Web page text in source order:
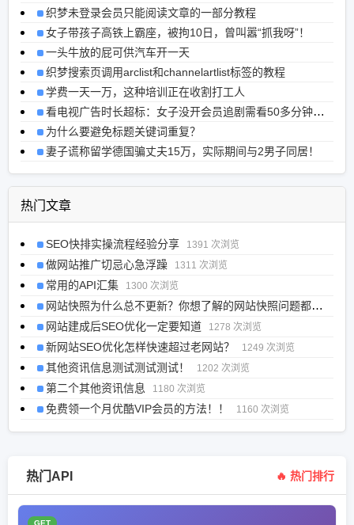
织梦未登录会员只能阅读文章的一部分教程
女子带孩子高铁上霸座，被拘10日，曾叫嚣“抓我呀”！
一头牛放的屁可供汽车开一天
织梦搜索页调用arclist和channelartlist标签的教程
学费一天一万，这种培训正在收割打工人
看电视广告时长超标：女子没开会员追剧需看50多分钟广告
为什么要避免标题关键词重复？
妻子谎称留学德国骗丈夫15万，实际期间与2男子同居！
热门文章
SEO快排实操流程经验分享 1391 次浏览
做网站推广切忌心急浮躁 1311 次浏览
常用的API汇集 1300 次浏览
网站快照为什么总不更新？你想了解的网站快照问题都在这里
网站建成后SEO优化一定要知道 1278 次浏览
新网站SEO优化怎样快速超过老网站？ 1249 次浏览
其他资讯信息测试测试测试！ 1202 次浏览
第二个其他资讯信息 1180 次浏览
免费领一个月优酷VIP会员的方法！！ 1160 次浏览
热门API 🔥 热门排行
GET